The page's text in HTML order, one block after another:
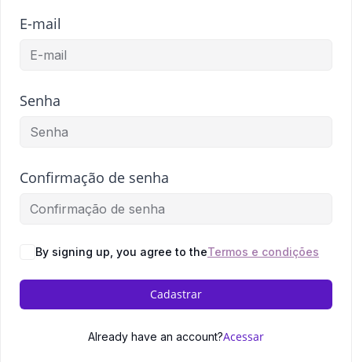
E-mail
Senha
Confirmação de senha
By signing up, you agree to theTermos e condições
Cadastrar
Already have an account?Acessar